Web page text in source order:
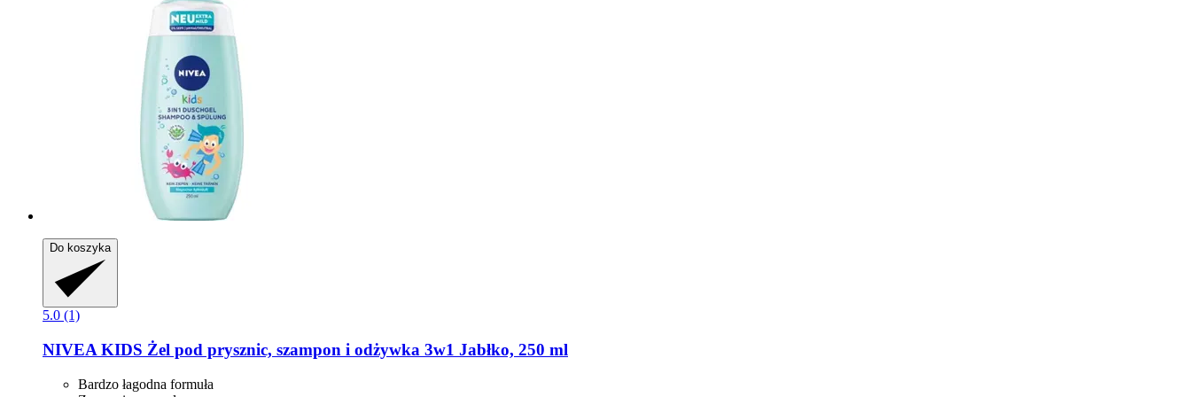
Do koszyka
5.0 (1)
NIVEA KIDS Żel pod prysznic, szampon i odżywka 3w1 Jabłko, 250 ml
Bardzo łagodna formuła